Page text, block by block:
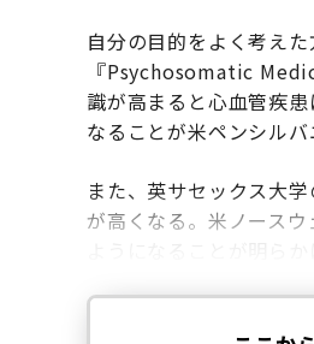
自分の目的をよく考え
『Psychosomatic
識が高まると心血管疾
なることが米ペンシル
また、英サセックス大学
が高くなる。米ノース